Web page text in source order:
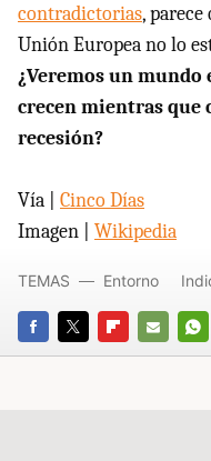
contradictorias,
Unión Europea no lo
¿Veremos un mundo
crecen mientras que
recesión?
Vía | Cinco Días
Imagen | Wikipedia
FACEBOOK
TWITTERFLIPBOARD
E-
TEMAS Entorno